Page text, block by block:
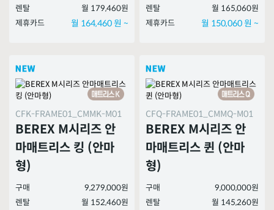
렌탈
월 179,460원
제휴카드
월 164,460 원 ~
렌탈
월 165,060원
제휴카드
월 150,060 원 ~
CFK-FRAME01_CMMK-M01
BEREX M시리즈 안
마매트리스 킹 (안마
형)
구매
9,279,000원
렌탈
월 152,460원
CFQ-FRAME01_CMMQ-M01
BEREX M시리즈 안
마매트리스 퀸 (안마
형)
구매
9,000,000원
렌탈
월 145,260원